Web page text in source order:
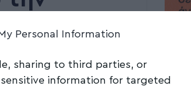
Personal Information
sharing to third parties, or
information for targeted
2 Min Read